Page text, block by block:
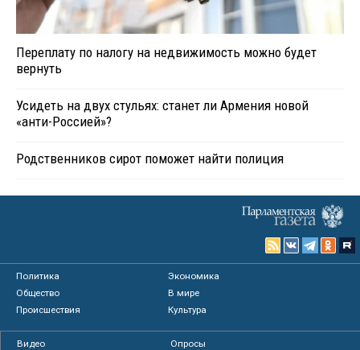
Переплату по налогу на недвижимость можно будет
вернуть
Усидеть на двух стульях: станет ли Армения новой
«анти-Россией»?
Родственников сирот поможет найти полиция
Политика
Экономика
Общество
В мире
Происшествия
Культура
Видео
Опросы